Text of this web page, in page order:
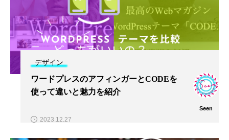
デザイン
ワードプレスのアフィンガーとCODEを
使って違いと魅力を紹介
Seen
2023.12.27